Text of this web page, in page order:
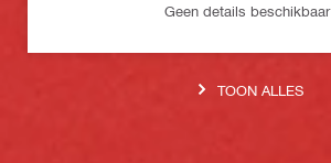
Geen details beschikbaar
TOON ALLES